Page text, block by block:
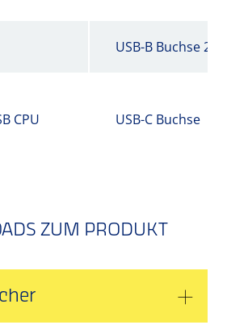
USB-B Buchse 2.0
CPU USB-C Buchse
ZUM PRODUKT